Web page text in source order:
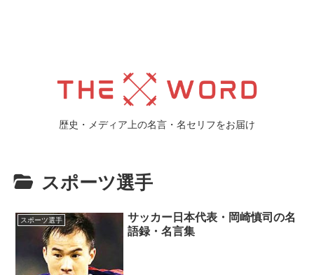
歴史・メディア上の名言・名セリフをお届け
スポーツ選手
スポーツ選手
サッカー日本代表・岡崎慎司の名
語録・名言集